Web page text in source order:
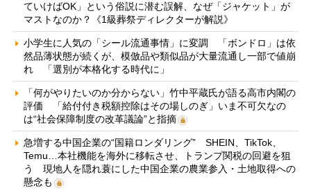
ていけばOK」という俗説に潜む誤解、なぜ「ジャケット」が
マストなのか？《1級葬祭ディレクターが解説》
小学生に人気の「シール流通事情」に変調 「ボンドロ」は依
然品薄状態が続くが、模倣品や類似品が大量流通し一部で値崩
れ 「選別が本格化する時代に」
「何がやりたいのか分からない」竹中平蔵氏が語る高市内閣の
評価 「給付付き税額控除はその場しのぎ」いま不可欠なの
は“社会保障制度の改革議論”と指摘
急増する中国企業の“国籍ロンダリング” SHEIN、TikTok、
Temu…本社機能を海外に移転させ、トランプ関税の回避を狙
う 現地人を隠れ蓑にした中国企業の農業参入・土地取得への
懸念も